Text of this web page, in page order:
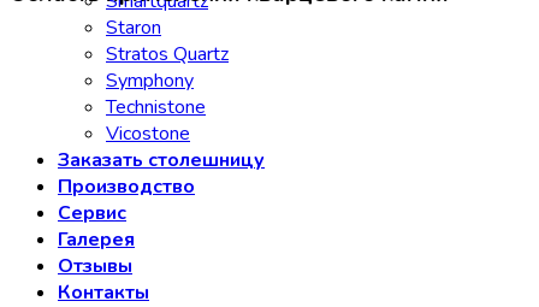
Staron
Stratos Quartz
Symphony
Technistone
Vicostone
Заказать столешницу
Производство
Сервис
Галерея
Отзывы
Контакты